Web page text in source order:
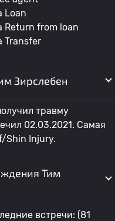
Loan
Return from loan
Transfer
Зирслебен
травму
02.03.2021. Самая
Shin Injury.
Тим
встречи: (81